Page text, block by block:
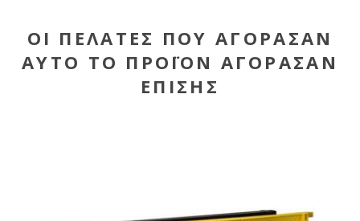
ΟΙ ΠΕΛΆΤΕΣ ΠΟΥ ΑΓΌΡΑΣΑΝ
ΑΥΤΌ ΤΟ ΠΡΟΪΌΝ ΑΓΌΡΑΣΑΝ
ΕΠΊΣΗΣ